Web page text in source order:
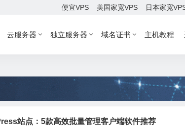
便宜VPS 美国家宽VPS 日本家宽
云服务器 独立服务器 域名证书 主机教程
站点：5款高效批量管理客户端软件推荐